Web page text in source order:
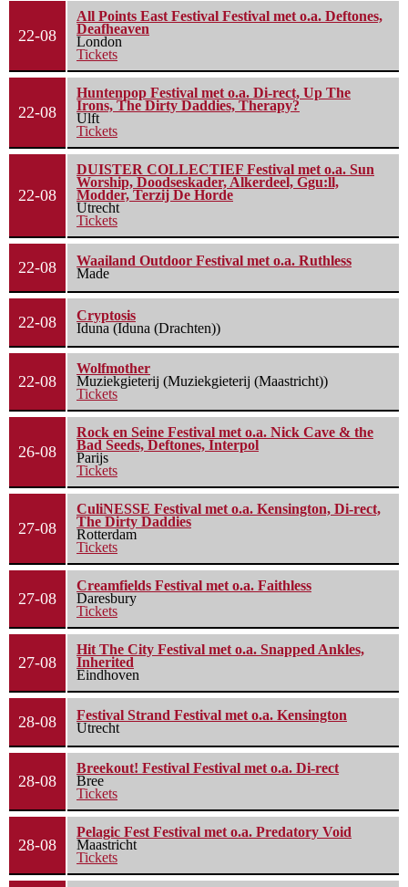
22-08
All Points East Festival Festival met o.a. Deftones,
Deafheaven
London
Tickets
22-08
Huntenpop Festival met o.a. Di-rect, Up The
Irons, The Dirty Daddies, Therapy?
Ulft
Tickets
22-08
DUISTER COLLECTIEF Festival met o.a. Sun
Worship, Doodseskader, Alkerdeel, Ggu:ll,
Modder, Terzij De Horde
Utrecht
Tickets
22-08
Waailand Outdoor Festival met o.a. Ruthless
Made
22-08
Cryptosis
Iduna (Iduna (Drachten))
22-08
Wolfmother
Muziekgieterij (Muziekgieterij (Maastricht))
Tickets
26-08
Rock en Seine Festival met o.a. Nick Cave & the
Bad Seeds, Deftones, Interpol
Parijs
Tickets
27-08
CuliNESSE Festival met o.a. Kensington, Di-rect,
The Dirty Daddies
Rotterdam
Tickets
27-08
Creamfields Festival met o.a. Faithless
Daresbury
Tickets
27-08
Hit The City Festival met o.a. Snapped Ankles,
Inherited
Eindhoven
28-08
Festival Strand Festival met o.a. Kensington
Utrecht
28-08
Breekout! Festival Festival met o.a. Di-rect
Bree
Tickets
28-08
Pelagic Fest Festival met o.a. Predatory Void
Maastricht
Tickets